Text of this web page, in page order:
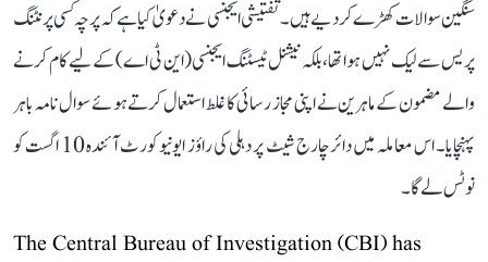
سنگین سوالات کھڑے کر دیے ہیں۔ تفتیشی ایجنسی نے دعویٰ کیا ہے کہ پرچہ کسی پرنٹنگ
پریس سے لیک نہیں ہوا تھا، بلکہ نیشنل ٹیسٹنگ ایجنسی (این ٹی اے) کے لیے کام کرنے
والے مضمون کے ماہرین نے اپنی مجاز رسائی کا غلط استعمال کرتے ہوئے سوال نامہ باہر
پہنچایا۔ اس معاملہ میں دائر چارج شیٹ پر دہلی کی راؤز ایونیو کورٹ آئندہ 10 اگست کو
نوٹس لے گا۔
The Central Bureau of Investigation (CBI) has